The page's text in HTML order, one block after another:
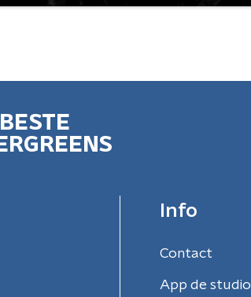
Info
Contact
App de studio